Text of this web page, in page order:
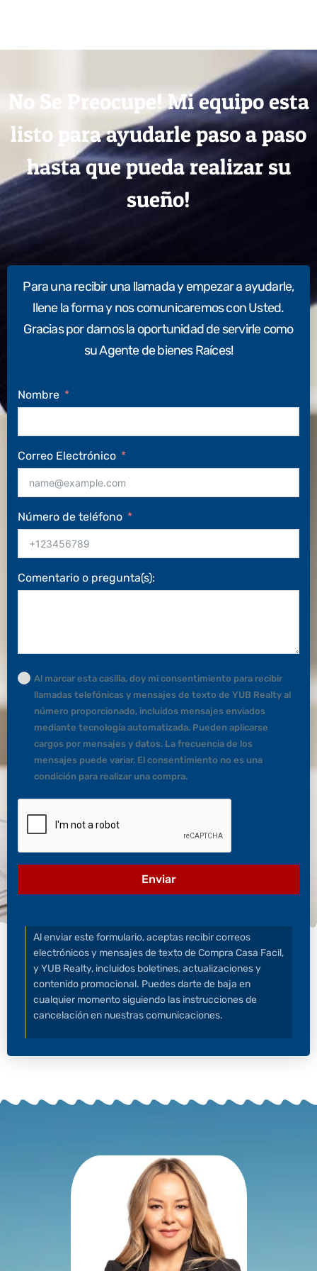
No Se Preocupe! Mi equipo esta
listo para ayudarle paso a paso
hasta que pueda realizar su
sueño!
Para una recibir una llamada y empezar a ayudarle,
llene la forma y nos comunicaremos con Usted.
Gracias por darnos la oportunidad de servirle como
su Agente de bienes Raíces!
Nombre
Correo Electrónico
Número de teléfono
Comentario o pregunta(s):
Al marcar esta casilla, doy mi consentimiento para recibir
llamadas telefónicas y mensajes de texto de YUB Realty al
número proporcionado, incluidos mensajes enviados
mediante tecnología automatizada. Pueden aplicarse
cargos por mensajes y datos. La frecuencia de los
mensajes puede variar. El consentimiento no es una
condición para realizar una compra.
Enviar
Al enviar este formulario, aceptas recibir correos
electrónicos y mensajes de texto de Compra Casa Facil,
y YUB Realty, incluidos boletines, actualizaciones y
contenido promocional. Puedes darte de baja en
cualquier momento siguiendo las instrucciones de
cancelación en nuestras comunicaciones.